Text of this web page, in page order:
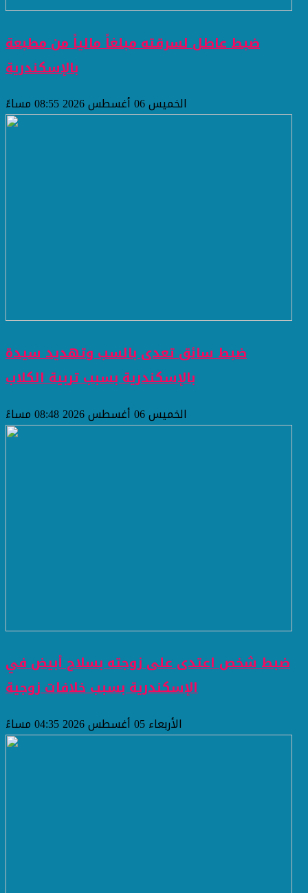
ضبط عاطل لسرقته مبلغاً مالياً من مطبعة
بالإسكندرية
الخميس 06 أغسطس 2026 08:55 مساءً
ضبط سائق تعدى بالسب وتهديد سيدة
بالإسكندرية بسبب تربية الكلاب
الخميس 06 أغسطس 2026 08:48 مساءً
ضبط شخص اعتدى على زوجته بسلاح أبيض في
الإسكندرية بسبب خلافات زوجية
الأربعاء 05 أغسطس 2026 04:35 مساءً